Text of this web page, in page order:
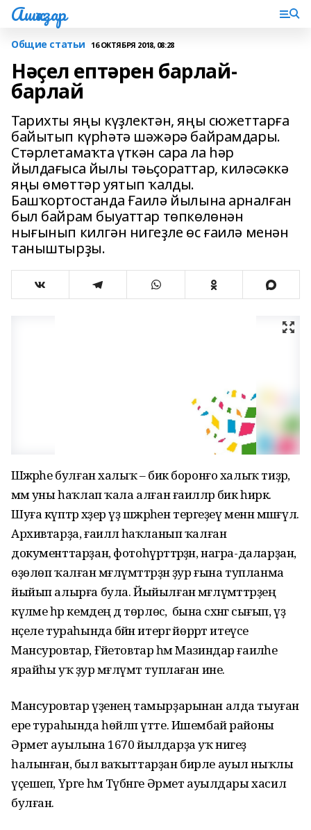
Ашҡаҙар
Общие статьи 16 ОКТЯБРЯ 2018, 08:28
Нәҫел ептәрен барлай-
барлай
Тарихты яңы күҙлектән, яңы сюжеттарға
байытып күрһәтә шәжәрә байрамдары.
Стәрлетамаҡта үткән сара ла һәр
йылдағыса йылы тәьҫораттар, киләсәккә
яңы өмөттәр уятып ҡалды.
Башҡортостанда Ғаилә йылына арналған
был байрам быуаттар төпкөлөнән
нығынып килгән нигеҙле өс ғаилә менән
таныштырҙы.
Шәжәрәһе булған халыҡ – бик боронғо халыҡ тиҙәр,
әммә уны һаҡлап ҡала алған ғаиләләр бик һирәк.
Шуға күптәр хәҙер үҙ шәжәрәһен тергеҙеү менән мәшғүл.
Архивтарҙа, ғаиләлә һаҡланып ҡалған
документтарҙан, фотоһүрәттәрҙән, награ-даларҙан,
өҙөлөп ҡалған мәғлүмәттәрҙән ҙур ғына тупланма
йыйып алырға була. Йыйылған мәғлүмәттәрҙең
күләме һәр кемдең дә төрлөсә, ә бына сәхнәгә сығып, үҙ
нәҫеле тураһында бәйән итергә йөррәт итеүсе
Мансуровтар, Ғәйетовтар һәм Мазиндар ғаиләһе
ярайһы уҡ ҙур мәғлүмәт туплаған ине.
Мансуровтар үҙенең тамырҙарынан алда тыуған
ере тураһында һөйләп үтте. Ишембай районы
Әрмет ауылына 1670 йылдарҙа уҡ нигеҙ
һалынған, был ваҡыттарҙан бирле ауыл ныҡлы
үҫешеп, Үрге һәм Түбәнге Әрмет ауылдары хасил
булған.